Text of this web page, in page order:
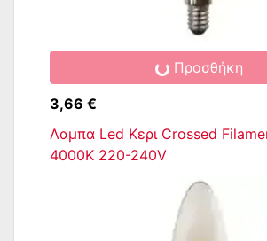
Προσθήκη
3,66 €
Λαμπα Led Κερι Crossed
4000K 220-240V